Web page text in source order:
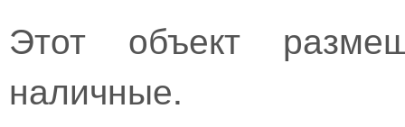
Этот объект
наличные.